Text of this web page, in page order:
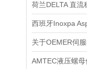
荷兰DELTA 直流
关于OEMER伺